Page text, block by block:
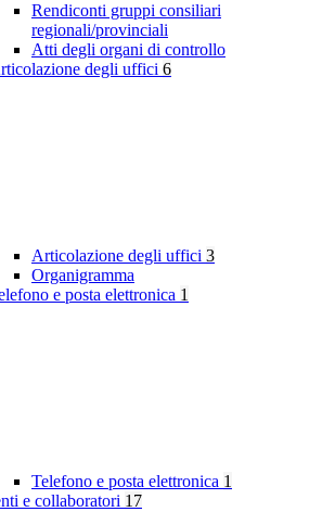
Rendiconti gruppi consiliari
regionali/provinciali
Atti degli organi di controllo
degli uffici 6
Articolazione degli uffici 3
Organigramma
e posta elettronica 1
Telefono e posta elettronica 1
e collaboratori 17